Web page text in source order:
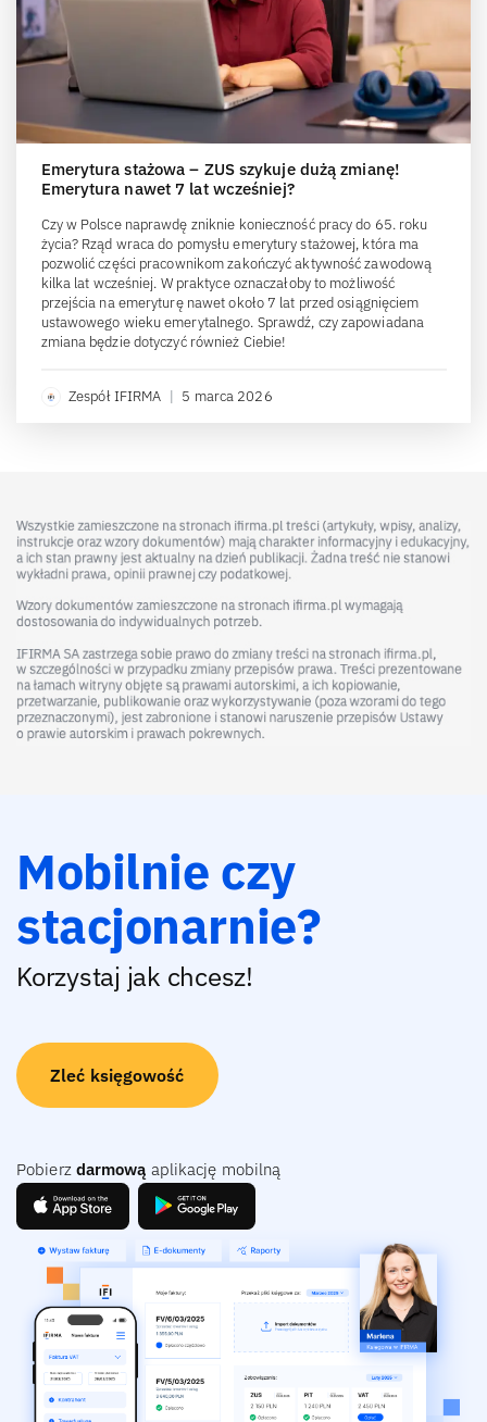
Emerytura stażowa – ZUS szykuje dużą zmianę!
Emerytura nawet 7 lat wcześniej?
Czy w Polsce naprawdę zniknie konieczność pracy do 65. roku
życia? Rząd wraca do pomysłu emerytury stażowej, która ma
pozwolić części pracownikom zakończyć aktywność zawodową
kilka lat wcześniej. W praktyce oznaczałoby to możliwość
przejścia na emeryturę nawet około 7 lat przed osiągnięciem
ustawowego wieku emerytalnego. Sprawdź, czy zapowiadana
zmiana będzie dotyczyć również Ciebie!
Zespół IFIRMA | 5 marca 2026
Mobilnie czy
stacjonarnie?
Korzystaj jak chcesz!
Zleć księgowość
Pobierz darmową aplikację mobilną